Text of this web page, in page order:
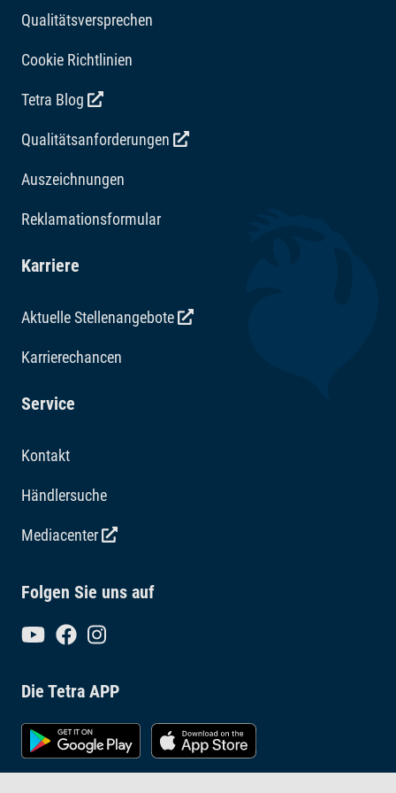
Qualitätsversprechen
Cookie Richtlinien
Tetra Blog
Qualitätsanforderungen
Auszeichnungen
Reklamationsformular
Karriere
Aktuelle Stellenangebote
Karrierechancen
Service
Kontakt
Händlersuche
Mediacenter
Folgen Sie uns auf
Die Tetra APP